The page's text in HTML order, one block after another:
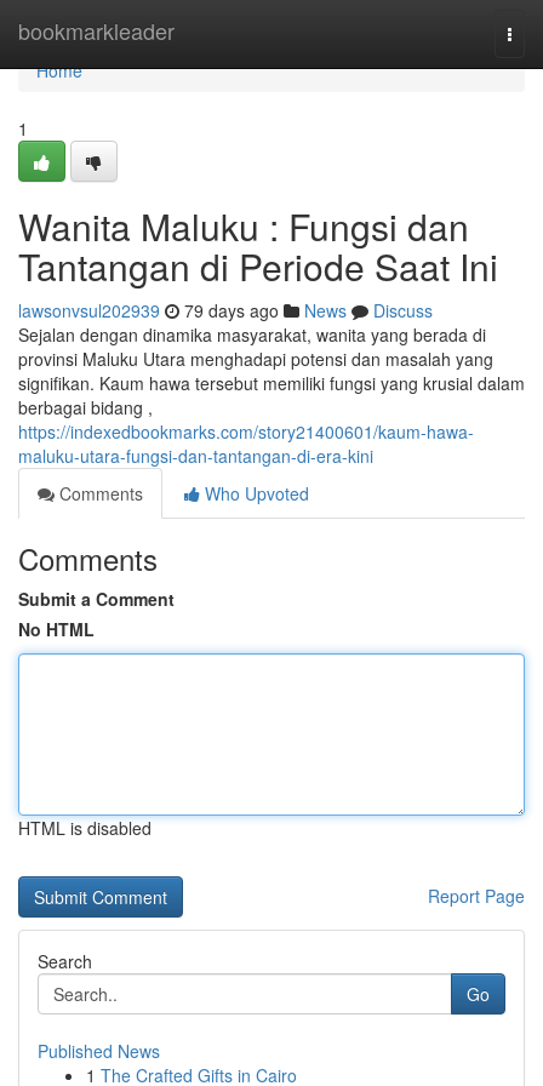
bookmarkleader
Home
Home
1
Wanita Maluku : Fungsi dan
Tantangan di Periode Saat Ini
lawsonvsul202939 79 days ago News
Discuss
Sejalan dengan dinamika masyarakat, wanita yang berada di
provinsi Maluku Utara menghadapi potensi dan masalah yang
signifikan. Kaum hawa tersebut memiliki fungsi yang krusial dalam
berbagai bidang ,
https://indexedbookmarks.com/story21400601/kaum-hawa-
maluku-utara-fungsi-dan-tantangan-di-era-kini
Comments
Who Upvoted
Comments
Submit a Comment
No HTML
HTML is disabled
Report Page
Search
Go
Published News
1 The Crafted Gifts in Cairo